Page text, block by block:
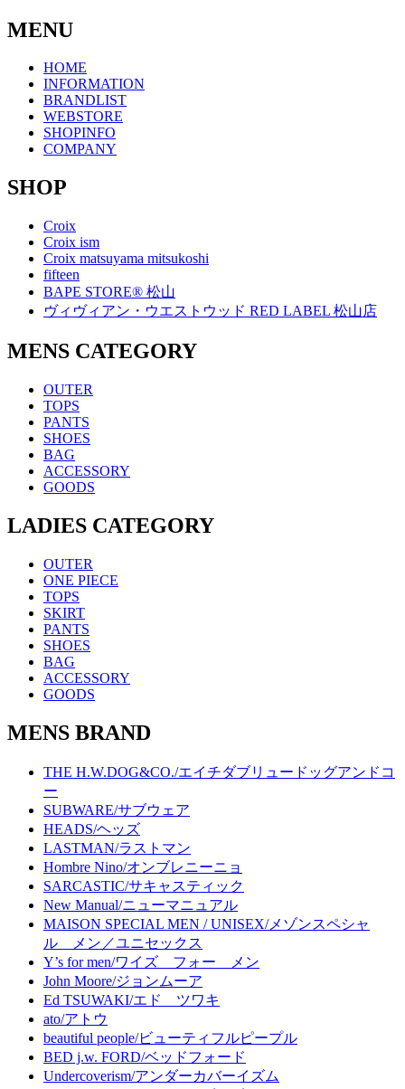
MENU
HOME
INFORMATION
BRANDLIST
WEBSTORE
SHOPINFO
COMPANY
SHOP
Croix
Croix ism
Croix matsuyama mitsukoshi
fifteen
BAPE STORE® 松山
ヴィヴィアン・ウエストウッド RED LABEL 松山店
MENS CATEGORY
OUTER
TOPS
PANTS
SHOES
BAG
ACCESSORY
GOODS
LADIES CATEGORY
OUTER
ONE PIECE
TOPS
SKIRT
PANTS
SHOES
BAG
ACCESSORY
GOODS
MENS BRAND
THE H.W.DOG&CO./エイチダブリュードッグアンドコ
ー
SUBWARE/サブウェア
HEADS/ヘッズ
LASTMAN/ラストマン
Hombre Nino/オンブレニーニョ
SARCASTIC/サキャスティック
New Manual/ニューマニュアル
MAISON SPECIAL MEN / UNISEX/メゾンスペシャ
ル メン／ユニセックス
Y’s for men/ワイズ フォー メン
John Moore/ジョンムーア
Ed TSUWAKI/エド ツワキ
ato/アトウ
beautiful people/ビューティフルピープル
BED j.w. FORD/ベッドフォード
Undercoverism/アンダーカバーイズム